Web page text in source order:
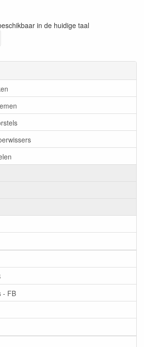
- FB
in de huidige taal